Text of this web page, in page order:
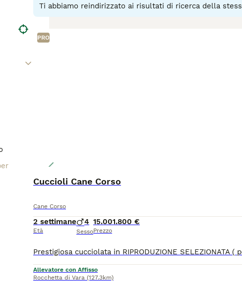
Ti abbiamo reindirizzato ai risultati di ricerca della
PRO
Cuccioli Cane Corso
Cane Corso
2 settimane
Età
4
Sesso
15.001.800 €
Prezzo
Allevatore con Affisso
Rocchetta di Vara (127.3km)